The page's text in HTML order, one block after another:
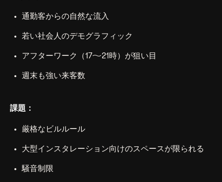
通勤客からの自然な流入
若い社会人のデモグラフィック
アフターワーク（17〜21時）が狙い目
週末も強い来客数
課題：
厳格なビルルール
大型インスタレーション向けのスペースが限られる
騒音制限